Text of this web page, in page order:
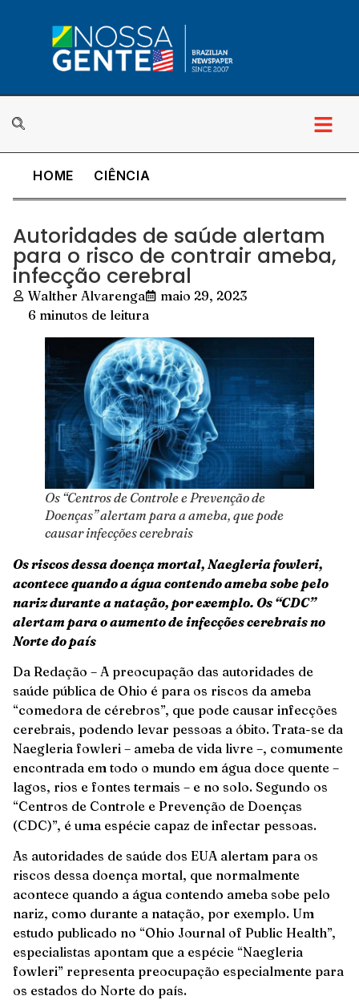
HOME CIÊNCIA
Autoridades de saúde alertam
para o risco de contrair ameba,
infecção cerebral
Walther Alvarenga
maio 29, 2023
6 minutos de leitura
Os “Centros de Controle e Prevenção de
Doenças” alertam para a ameba, que pode
causar infecções cerebrais
Os riscos dessa doença mortal, Naegleria fowleri,
acontece quando a água contendo ameba sobe pelo
nariz durante a natação, por exemplo. Os “CDC”
alertam para o aumento de infecções cerebrais no
Norte do país
Da Redação – A preocupação das autoridades de
saúde pública de Ohio é para os riscos da ameba
“comedora de cérebros”, que pode causar infecções
cerebrais, podendo levar pessoas a óbito. Trata-se da
Naegleria fowleri – ameba de vida livre –, comumente
encontrada em todo o mundo em água doce quente –
lagos, rios e fontes termais – e no solo. Segundo os
“Centros de Controle e Prevenção de Doenças
(CDC)”, é uma espécie capaz de infectar pessoas.
As autoridades de saúde dos EUA alertam para os
riscos dessa doença mortal, que normalmente
acontece quando a água contendo ameba sobe pelo
nariz, como durante a natação, por exemplo. Um
estudo publicado no “Ohio Journal of Public Health”,
especialistas apontam que a espécie “Naegleria
fowleri” representa preocupação especialmente para
os estados do Norte do país.